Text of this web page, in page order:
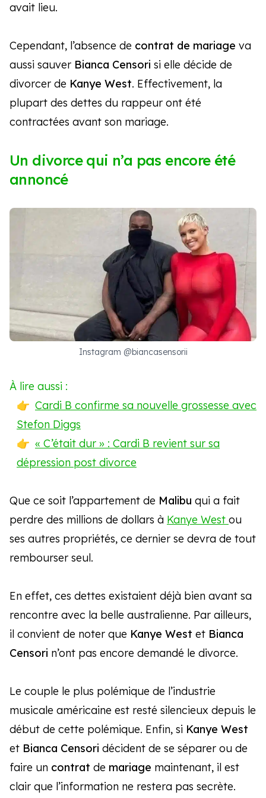
avait lieu.
Cependant, l’absence de contrat de mariage va
aussi sauver Bianca Censori si elle décide de
divorcer de Kanye West. Effectivement, la
plupart des dettes du rappeur ont été
contractées avant son mariage.
Un divorce qui n’a pas encore été
annoncé
Instagram @biancasensorii
Que ce soit l’appartement de Malibu qui a fait
perdre des millions de dollars à Kanye West ou
ses autres propriétés, ce dernier se devra de tout
rembourser seul.
En effet, ces dettes existaient déjà bien avant sa
rencontre avec la belle australienne. Par ailleurs,
il convient de noter que Kanye West et Bianca
Censori n’ont pas encore demandé le divorce.
Le couple le plus polémique de l’industrie
musicale américaine est resté silencieux depuis le
début de cette polémique. Enfin, si Kanye West
et Bianca Censori décident de se séparer ou de
faire un contrat de mariage maintenant, il est
clair que l’information ne restera pas secrète.
À lire aussi :
Cardi B confirme sa nouvelle grossesse avec
Stefon Diggs
« C’était dur » : Cardi B revient sur sa
dépression post divorce